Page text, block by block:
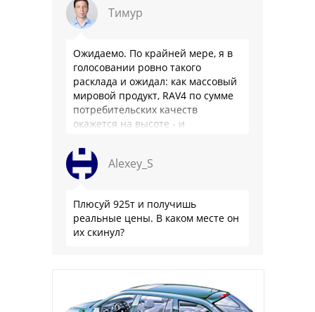
Тимур
Ожидаемо. По крайней мере, я в
голосовании ровно такого
расклада и ожидал: как массовый
мировой продукт, RAV4 по сумме
потребительских качеств
окажется на высоте - и
такое слово …
Alexey_S
Плюсуй 925т и получишь
реальные цены. В каком месте он
их скинул?